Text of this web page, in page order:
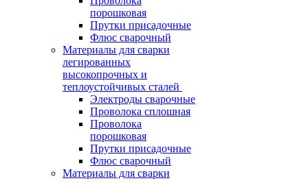
порошковая
Прутки присадочные
Флюс сварочный
Материалы для сварки
легированных
высокопрочных и
теплоустойчивых сталей
Электроды сварочные
Проволока сплошная
Проволока
порошковая
Прутки присадочные
Флюс сварочный
Материалы для сварки